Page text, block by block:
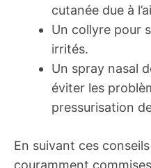
cutanée due à
Un collyre pour
irrités.
Un spray nasal
éviter les
pressurisation
En suivant ces
couramment